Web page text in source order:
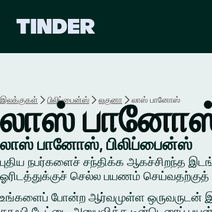
இலக்குகள் பிலிப்பைன்ஸ் லகுனா லாஸ் பானோஸ்
லாஸ்
லாஸ் பானோஸ், பிலிப்பைன்ஸ்
புதிய நபர்களைச் சந்திக்க ஆகச்சிறந்த
ஓரிடத்துக்குச் செல்ல பயணம் செய்வதற்குத்
உங்களைப் போன்ற ஆர்வமுள்ள ஒருவருடன்